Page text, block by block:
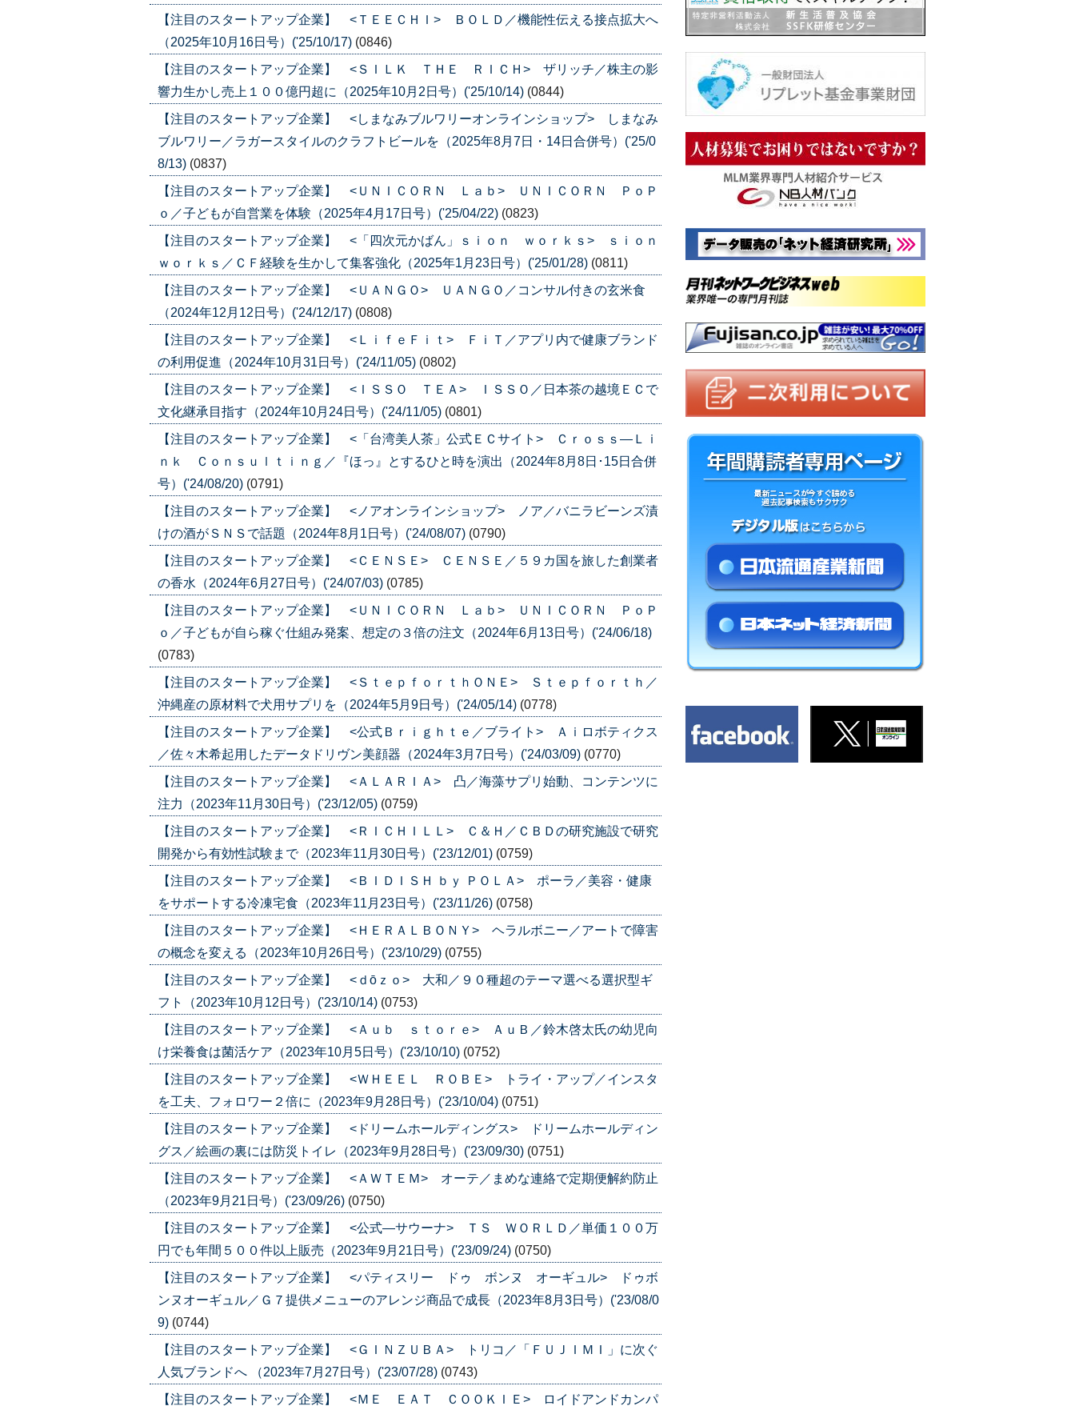
【注目のスタートアップ企業】 <ＴＥＥＣＨＩ> ＢＯＬＤ／機能性伝える接点拡大へ
（2025年10月16日号）('25/10/17) (0846)
【注目のスタートアップ企業】 <ＳＩＬＫ ＴＨＥ ＲＩＣＨ> ザリッチ／株主の影
響力生かし売上１００億円超に（2025年10月2日号）('25/10/14) (0844)
【注目のスタートアップ企業】 <しまなみブルワリーオンラインショップ> しまなみ
ブルワリー／ラガースタイルのクラフトビールを（2025年8月7日・14日合併号）('25/0
8/13) (0837)
【注目のスタートアップ企業】 <ＵＮＩＣＯＲＮ Ｌａｂ> ＵＮＩＣＯＲＮ ＰｏＰ
ｏ／子どもが自営業を体験（2025年4月17日号）('25/04/22) (0823)
【注目のスタートアップ企業】 <「四次元かばん」ｓｉｏｎ ｗｏｒｋｓ> ｓｉｏｎ
ｗｏｒｋｓ／ＣＦ経験を生かして集客強化（2025年1月23日号）('25/01/28) (0811)
【注目のスタートアップ企業】 <ＵＡＮＧＯ> ＵＡＮＧＯ／コンサル付きの玄米食
（2024年12月12日号）('24/12/17) (0808)
【注目のスタートアップ企業】 <ＬｉｆｅＦｉｔ> ＦｉＴ／アプリ内で健康ブランド
の利用促進（2024年10月31日号）('24/11/05) (0802)
【注目のスタートアップ企業】 <ＩＳＳＯ ＴＥＡ> ＩＳＳＯ／日本茶の越境ＥＣで
文化継承目指す（2024年10月24日号）('24/11/05) (0801)
【注目のスタートアップ企業】 <「台湾美人茶」公式ＥＣサイト> Ｃｒｏｓｓ―Ｌｉ
ｎｋ Ｃｏｎｓｕｌｔｉｎｇ／『ほっ』とするひと時を演出（2024年8月8日･15日合併
号）('24/08/20) (0791)
【注目のスタートアップ企業】 <ノアオンラインショップ> ノア／バニラビーンズ漬
けの酒がＳＮＳで話題（2024年8月1日号）('24/08/07) (0790)
【注目のスタートアップ企業】 <ＣＥＮＳＥ> ＣＥＮＳＥ／５９カ国を旅した創業者
の香水（2024年6月27日号）('24/07/03) (0785)
【注目のスタートアップ企業】 <ＵＮＩＣＯＲＮ Ｌａｂ> ＵＮＩＣＯＲＮ ＰｏＰ
ｏ／子どもが自ら稼ぐ仕組み発案、想定の３倍の注文（2024年6月13日号）('24/06/18)
(0783)
【注目のスタートアップ企業】 <ＳｔｅｐｆｏｒｔｈＯＮＥ> Ｓｔｅｐｆｏｒｔｈ／
沖縄産の原材料で犬用サプリを（2024年5月9日号）('24/05/14) (0778)
【注目のスタートアップ企業】 <公式Ｂｒｉｇｈｔｅ／ブライト> Ａｉロボティクス
／佐々木希起用したデータドリヴン美顔器（2024年3月7日号）('24/03/09) (0770)
【注目のスタートアップ企業】 <ＡＬＡＲＩＡ> 凸／海藻サプリ始動、コンテンツに
注力（2023年11月30日号）('23/12/05) (0759)
【注目のスタートアップ企業】 <ＲＩＣＨＩＬＬ> Ｃ＆Ｈ／ＣＢＤの研究施設で研究
開発から有効性試験まで（2023年11月30日号）('23/12/01) (0759)
【注目のスタートアップ企業】 <ＢＩＤＩＳＨ ｂｙ ＰＯＬＡ> ポーラ／美容・健康
をサポートする冷凍宅食（2023年11月23日号）('23/11/26) (0758)
【注目のスタートアップ企業】 <ＨＥＲＡＬＢＯＮＹ> ヘラルボニー／アートで障害
の概念を変える（2023年10月26日号）('23/10/29) (0755)
【注目のスタートアップ企業】 <ｄōｚｏ> 大和／９０種超のテーマ選べる選択型ギ
フト（2023年10月12日号）('23/10/14) (0753)
【注目のスタートアップ企業】 <Ａｕｂ ｓｔｏｒｅ> ＡｕＢ／鈴木啓太氏の幼児向
け栄養食は菌活ケア（2023年10月5日号）('23/10/10) (0752)
【注目のスタートアップ企業】 <ＷＨＥＥＬ ＲＯＢＥ> トライ・アップ／インスタ
を工夫、フォロワー２倍に（2023年9月28日号）('23/10/04) (0751)
【注目のスタートアップ企業】 <ドリームホールディングス> ドリームホールディン
グス／絵画の裏には防災トイレ（2023年9月28日号）('23/09/30) (0751)
【注目のスタートアップ企業】 <ＡＷＴＥＭ> オーテ／まめな連絡で定期便解約防止
（2023年9月21日号）('23/09/26) (0750)
【注目のスタートアップ企業】 <公式―サウーナ> ＴＳ ＷＯＲＬＤ／単価１００万
円でも年間５００件以上販売（2023年9月21日号）('23/09/24) (0750)
【注目のスタートアップ企業】 <パティスリー ドゥ ボンヌ オーギュル> ドゥボ
ンヌオーギュル／Ｇ７提供メニューのアレンジ商品で成長（2023年8月3日号）('23/08/0
9) (0744)
【注目のスタートアップ企業】 <ＧＩＮＺＵＢＡ> トリコ／「ＦＵＪＩＭＩ」に次ぐ
人気ブランドへ （2023年7月27日号）('23/07/28) (0743)
【注目のスタートアップ企業】 <ＭＥ ＥＡＴ ＣＯＯＫＩＥ> ロイドアンドカンパ